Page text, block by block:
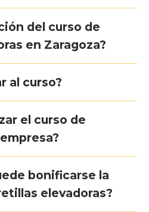
del curso de
en Zaragoza?
al curso?
el curso de
bonificarse la
elevadoras?